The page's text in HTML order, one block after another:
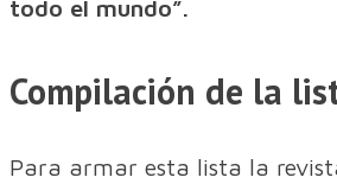
todo el mundo”.
Compilación de la
Para armar esta lista la